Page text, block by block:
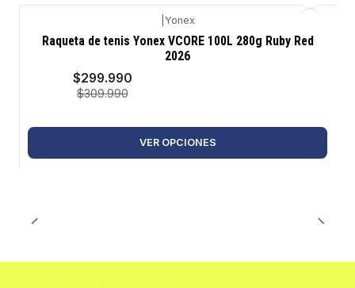
-3%
Yonex
Raqueta de tenis Yonex VCORE 100L 280g Ruby Red
2026
$299.990
$309.990
VER OPCIONES